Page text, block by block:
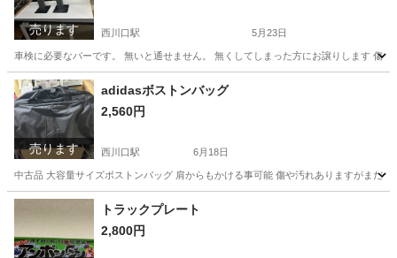
売ります 西川口駅 5月23日
車検に必要なバーです。 無いと通せません。 無くしてしまった方にお譲りします 傷や
埼玉 川口市 西川口駅 譲り
売ります
adidasボストンバッグ
2,560円
西川口駅 6月18日
中古品 大容量サイズボストンバッグ 肩からもかける事可能 傷や汚れありますがまだ使
埼玉 川口市 西川口駅 バッグ
トラックプレート
2,800円